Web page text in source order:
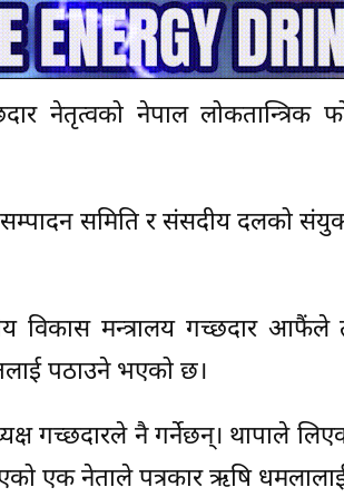
नेतृत्वको नेपाल लोकतान्त्रिक
सम्पादन समिति र संसदीय दलको
विकास मन्त्रालय गच्छदार आफैंले
पठाउने भएको छ।
गच्छदारले नै गर्नेछन्। थापाले
एक नेताले पत्रकार ऋषि